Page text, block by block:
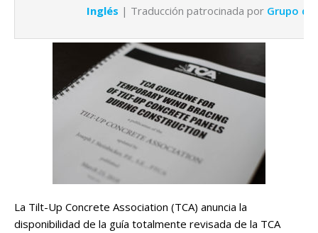
Inglés | Traducción patrocinada por Grupo
La Tilt-Up Concrete Association (TCA) anuncia la
disponibilidad de la guía totalmente revisada de la TCA